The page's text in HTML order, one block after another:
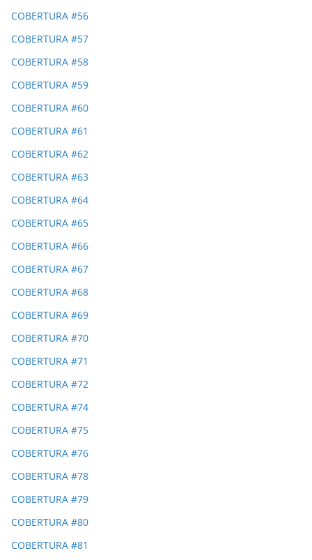
COBERTURA #56
COBERTURA #57
COBERTURA #58
COBERTURA #59
COBERTURA #60
COBERTURA #61
COBERTURA #62
COBERTURA #63
COBERTURA #64
COBERTURA #65
COBERTURA #66
COBERTURA #67
COBERTURA #68
COBERTURA #69
COBERTURA #70
COBERTURA #71
COBERTURA #72
COBERTURA #74
COBERTURA #75
COBERTURA #76
COBERTURA #78
COBERTURA #79
COBERTURA #80
COBERTURA #81